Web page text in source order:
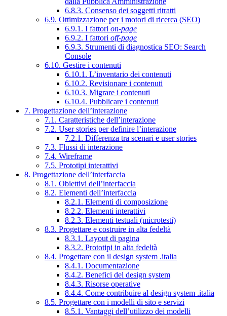
6.8.3. Consenso dei soggetti ritratti
6.9. Ottimizzazione per i motori di ricerca (SEO)
6.9.1. I fattori on-page
6.9.2. I fattori off-page
6.9.3. Strumenti di diagnostica SEO: Search
Console
6.10. Gestire i contenuti
6.10.1. L’inventario dei contenuti
6.10.2. Revisionare i contenuti
6.10.3. Migrare i contenuti
6.10.4. Pubblicare i contenuti
7. Progettazione dell’interazione
7.1. Caratteristiche dell’interazione
7.2. User stories per definire l’interazione
7.2.1. Differenza tra scenari e user stories
7.3. Flussi di interazione
7.4. Wireframe
7.5. Prototipi interattivi
8. Progettazione dell’interfaccia
8.1. Obiettivi dell’interfaccia
8.2. Elementi dell’interfaccia
8.2.1. Elementi di composizione
8.2.2. Elementi interattivi
8.2.3. Elementi testuali (microtesti)
8.3. Progettare e costruire in alta fedeltà
8.3.1. Layout di pagina
8.3.2. Prototipi in alta fedeltà
8.4. Progettare con il design system .italia
8.4.1. Documentazione
8.4.2. Benefici del design system
8.4.3. Risorse operative
8.4.4. Come contribuire al design system .italia
8.5. Progettare con i modelli di sito e servizi
8.5.1. Vantaggi dell’utilizzo dei modelli